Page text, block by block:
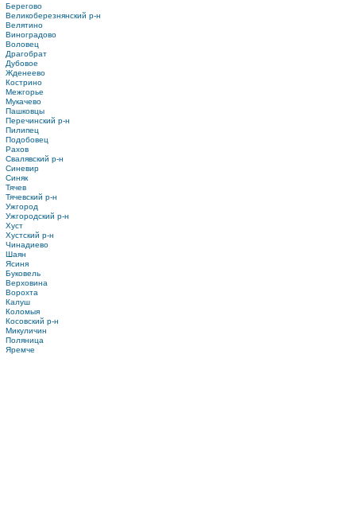
Берегово
Великоберезнянский р-н
Велятино
Виноградово
Воловец
Драгобрат
Дубовое
Жденеево
Кострино
Межгорье
Мукачево
Пашковцы
Перечинский р-н
Пилипец
Подобовец
Рахов
Свалявский р-н
Синевир
Синяк
Тячев
Тячевский р-н
Ужгород
Ужгородский р-н
Хуст
Хустский р-н
Чинадиево
Шаян
Ясиня
Буковель
Верховина
Ворохта
Калуш
Коломыя
Косовский р-н
Микуличин
Поляница
Яремче